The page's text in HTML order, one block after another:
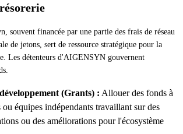
souvent financée par une partie des frais de réseau
de jetons, sert de ressource stratégique pour la
Les détenteurs d'AIGENSYN gouvernent
(Grants) : Allouer des fonds à
ou équipes indépendants travaillant sur des
ou des améliorations pour l'écosystème